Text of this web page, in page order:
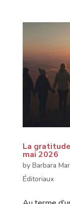
La
mai 2026
by Barbara
Éditoriaux